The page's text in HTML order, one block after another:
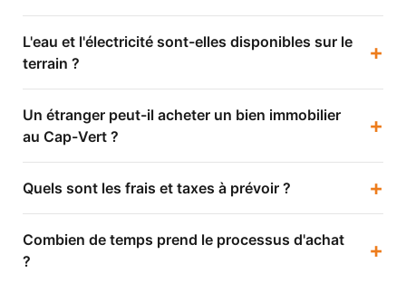
L'eau et l'électricité sont-elles disponibles sur le
terrain ?
+
Un étranger peut-il acheter un bien immobilier
au Cap-Vert ?
+
Quels sont les frais et taxes à prévoir ? +
Combien de temps prend le processus d'achat
?
+